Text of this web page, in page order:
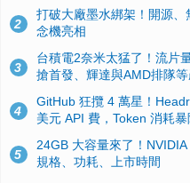
2
打破大廠墨水綁架！開源
念機亮相
3
台積電2奈米太猛了！流片
搶首發、輝達與AMD排隊
4
GitHub 狂攬 4 萬星！
美元 API 費，Token 消耗
5
24GB 大容量來了！
規格、功耗、上市時間